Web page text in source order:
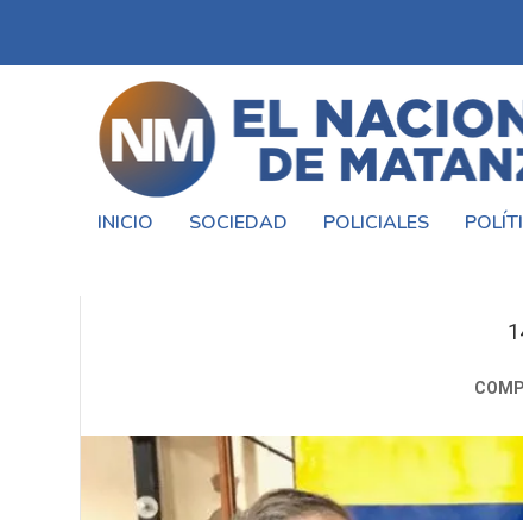
INICIO SOCIEDAD POLICIALES